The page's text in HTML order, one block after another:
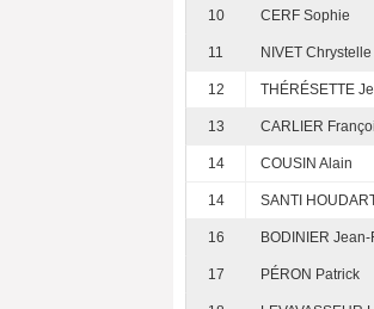
10 CERF Sophie
11 NIVET Chrystelle
12 THÉRÉSETTE
13 CARLIER
14 COUSIN Alain
14 SANTI
16 BODINIER
17 PÉRON Patrick